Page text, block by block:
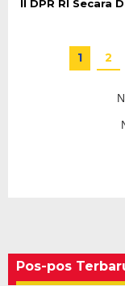
II DPR RI Secara
1 2
Pos-pos